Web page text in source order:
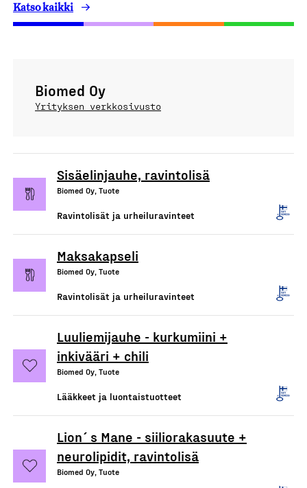
Katso kaikki
Biomed Oy
Yrityksen verkkosivusto
Sisäelinjauhe, ravintolisä
Biomed Oy, Tuote
Ravintolisät ja urheiluravinteet
Maksakapseli
Biomed Oy, Tuote
Ravintolisät ja urheiluravinteet
Luuliemijauhe - kurkumiini +
inkivääri + chili
Biomed Oy, Tuote
Lääkkeet ja luontaistuotteet
Lion´s Mane - siiliorakasuute +
neurolipidit, ravintolisä
Biomed Oy, Tuote